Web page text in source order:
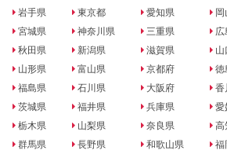
岩手県
宮城県
秋田県
山形県
福島県
茨城県
栃木県
群馬県
東京都
神奈川県
新潟県
富山県
石川県
福井県
山梨県
長野県
愛知県
三重県
滋賀県
京都府
大阪府
兵庫県
奈良県
和歌山県
岡
広
山
徳
香
愛
高
福